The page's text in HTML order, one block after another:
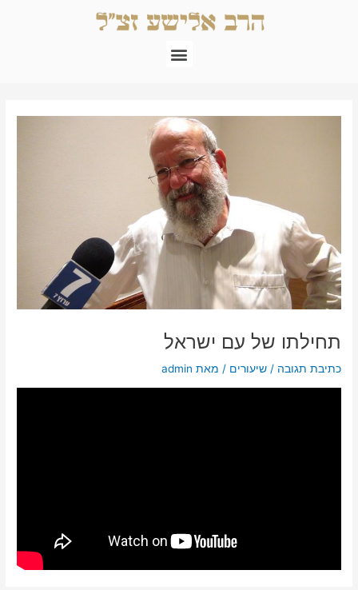
תפריט
תחילתו של עם ישראל
כתיבת תגובה /שיעורים / מאת admin